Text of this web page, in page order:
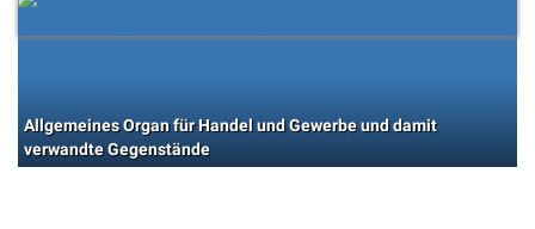
Allgemeines Organ für Handel und Gewerbe und damit
verwandte Gegenstände